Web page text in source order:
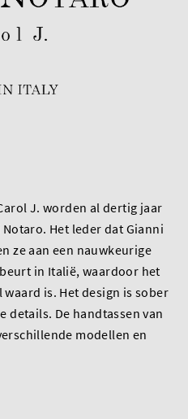
J. worden al dertig jaar
Het leder dat Gianni
ze aan een nauwkeurige
in Italië, waardoor het
is. Het design is sober
details. De handtassen van
modellen en